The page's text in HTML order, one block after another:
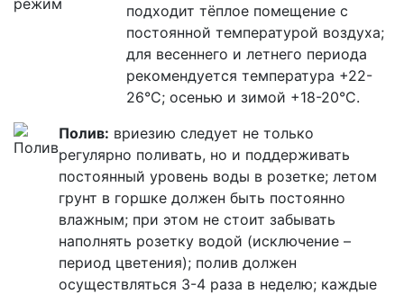
подходит тёплое помещение с
постоянной температурой воздуха;
для весеннего и летнего периода
рекомендуется температура +22-
26°С; осенью и зимой +18-20°С.
Полив: вриезию следует не только
регулярно поливать, но и поддерживать
постоянный уровень воды в розетке; летом
грунт в горшке должен быть постоянно
влажным; при этом не стоит забывать
наполнять розетку водой (исключение –
период цветения); полив должен
осуществляться 3-4 раза в неделю; каждые